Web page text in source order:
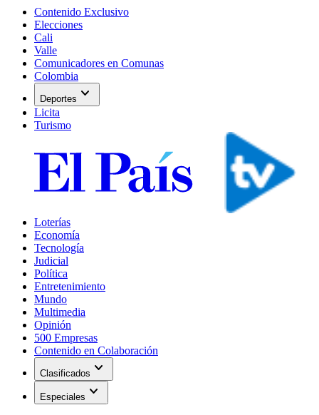
Contenido Exclusivo
Elecciones
Cali
Valle
Comunicadores en Comunas
Colombia
Deportes expand_more
Licita
Turismo
Loterías
Economía
Tecnología
Judicial
Política
Entretenimiento
Mundo
Multimedia
Opinión
500 Empresas
Contenido en Colaboración
Clasificados expand_more
Especiales expand_more